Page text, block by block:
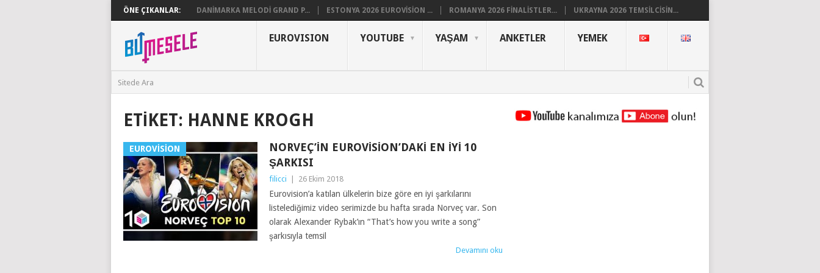
ÖNE ÇIKANLAR: DANIMARKA MELODI GRAND P... ESTONYA 2026 EUROVISION ... ROMANYA 2026 FINALISTLER... UKRAYNA 2026 TEMSILCISIN...
EUROVISION YOUTUBE YAŞAM ANKETLER YEMEK
ETIKET: HANNE KROGH
EUROVISION
NORVEÇ’IN EUROVISION’DAKI EN İYI 10
ŞARKISI
filicci 26 Ekim 2018
Eurovision’a katılan ülkelerin bize göre en iyi şarkılarını
listelediğimiz video serimizde bu hafta sırada Norveç var. Son
olarak Alexander Rybak’ın “That’s how you write a song”
şarkısıyla temsil
Devamını oku